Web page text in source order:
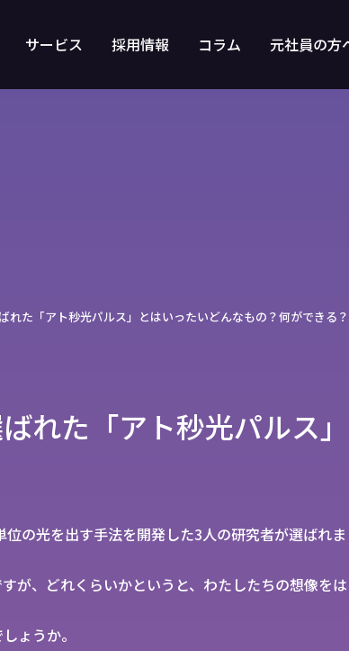
サービス 採用情報 コラム 元社員の方
れた「アト秒光パルス」とはいったいどんなもの？何ができる？
れた「アト秒光パルス
の光を出す手法を開発した3人の研究者が選ばれま
が、どれくらいかというと、わたしたちの想像をは
ょうか。